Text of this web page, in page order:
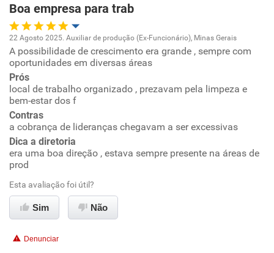
Ambiente de trabalho
Conciliação com a vida familiar
Benefícios
Recomenda esta empresa
Boa empresa para trab
Oportunidade de promoção
Ambiente de trabalho
Conciliação com a vida familiar
Benefícios
22 Agosto 2025. Auxiliar de produção (Ex-Funcionário), Minas Gerais
A possibilidade de crescimento era grande , sempre com
oportunidades em diversas áreas
Prós
local de trabalho organizado , prezavam pela limpeza e
bem-estar dos f
Contras
a cobrança de lideranças chegavam a ser excessivas
Dica a diretoria
era uma boa direção , estava sempre presente na áreas de
prod
Esta avaliação foi útil?
Sim Não
Denunciar